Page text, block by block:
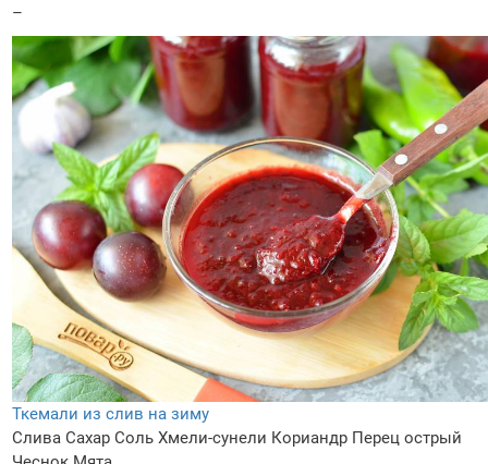
–
Ткемали из слив на зиму
Слива Сахар Соль Хмели-сунели Кориандр Перец острый